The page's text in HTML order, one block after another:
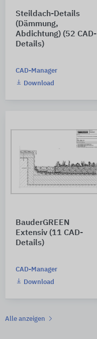
Steildach-Details
(Dämmung,
Abdichtung) (52 CAD-
Details)
CAD-Manager
Download
BauderGREEN
Extensiv (11 CAD-
Details)
CAD-Manager
Download
Alle anzeigen